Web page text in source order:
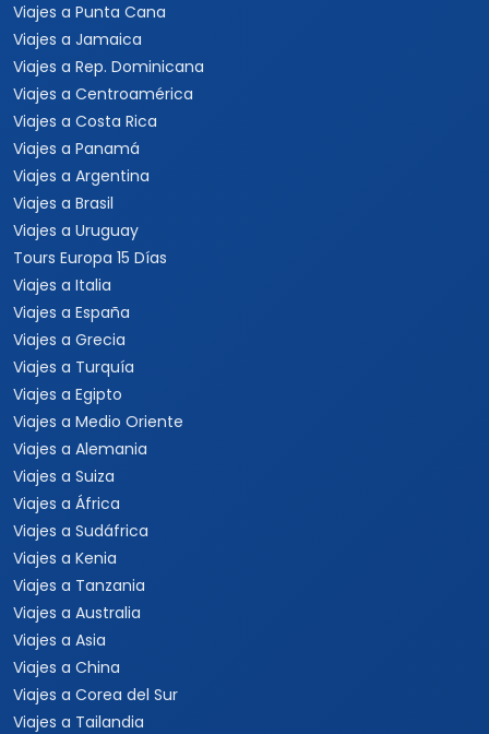
Viajes a Punta Cana
Viajes a Jamaica
Viajes a Rep. Dominicana
Viajes a Centroamérica
Viajes a Costa Rica
Viajes a Panamá
Viajes a Argentina
Viajes a Brasil
Viajes a Uruguay
Tours Europa 15 Días
Viajes a Italia
Viajes a España
Viajes a Grecia
Viajes a Turquía
Viajes a Egipto
Viajes a Medio Oriente
Viajes a Alemania
Viajes a Suiza
Viajes a África
Viajes a Sudáfrica
Viajes a Kenia
Viajes a Tanzania
Viajes a Australia
Viajes a Asia
Viajes a China
Viajes a Corea del Sur
Viajes a Tailandia